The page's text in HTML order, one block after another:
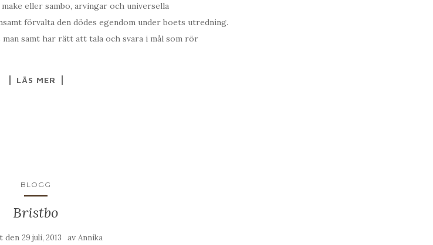
eller sambo, arvingar och universella
förvalta den dödes egendom under boets utredning.
samt har rätt att tala och svara i mål som rör
LÄS MER
BLOGG
Bristbo
den 29 juli, 2013 av Annika